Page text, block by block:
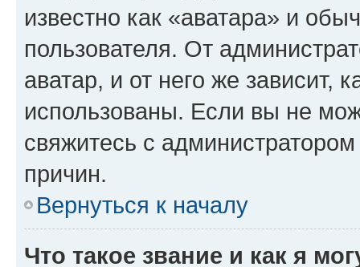
известно как «аватара» и
пользователя. От
аватар, и от него же зависит,
использованы. Если вы не
свяжитесь с
причин.
Вернуться к началу
Что такое звание и как я